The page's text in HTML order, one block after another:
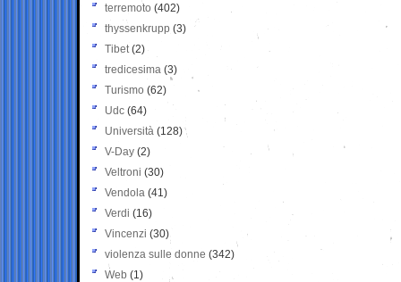
terremoto (402)
thyssenkrupp (3)
Tibet(2)
tredicesima (3)
Turismo (62)
Udc (64)
Università (128)
V-Day (2)
Veltroni (30)
Vendola (41)
Verdi (16)
Vincenzi (30)
violenza sulle donne (342)
Web (1)